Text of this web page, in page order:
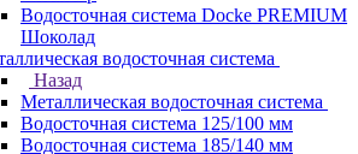
Водосточная система Docke PREMIUM
Шоколад
водосточная система
Назад
Металлическая водосточная система
Водосточная система 125/100 мм
Водосточная система 185/140 мм